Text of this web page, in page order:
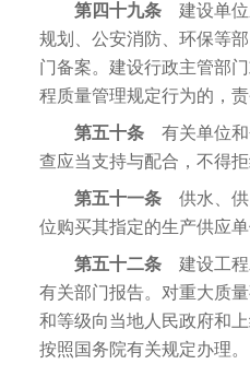
第四十九条 建设单位
规划、公安消防、环保等
门备案。建设行政主管部
程质量管理规定行为的，
第五十条 有关单位和
查应当支持与配合，不得
第五十一条 供水、供
位购买其指定的生产供应
第五十二条 建设工程
有关部门报告。对重大质
和等级向当地人民政府和
按照国务院有关规定办理。